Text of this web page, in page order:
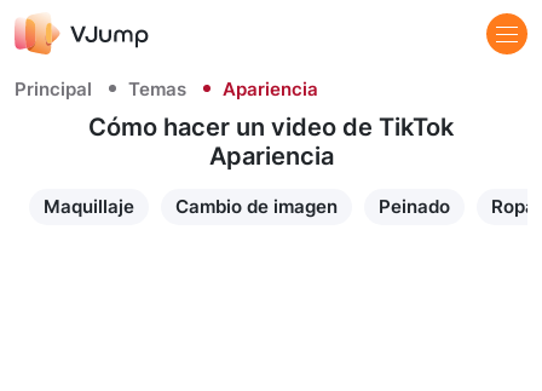
Principal Temas Apariencia
Cómo hacer un video de TikTok
Apariencia
Maquillaje Cambio de imagen Peinado Ropa